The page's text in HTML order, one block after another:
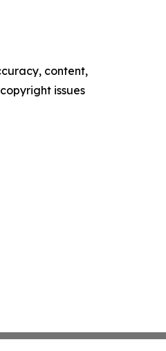
content,
issues